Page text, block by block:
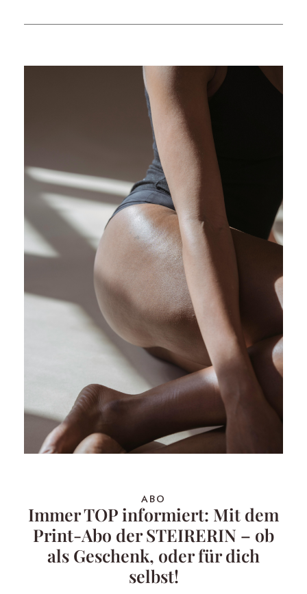
ABO
Immer TOP informiert: Mit dem
Print-Abo der STEIRERIN – ob
als Geschenk, oder für dich
selbst!